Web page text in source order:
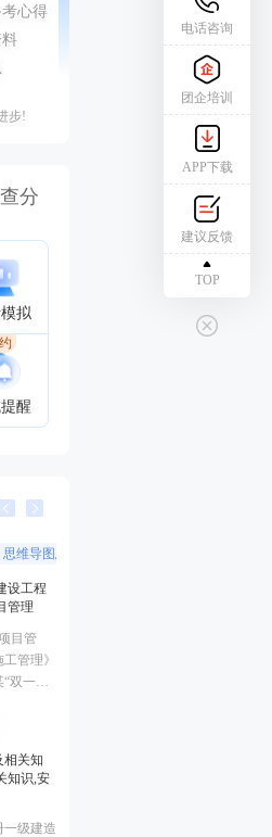
步!
查分
拟
醒
施工现场
施工技术
师、注册
有其独特
培训教
每年都会
。
筑施工安
务,建筑工
线下多年
电话咨询
团企培训
APP下载
建议反馈
TOP